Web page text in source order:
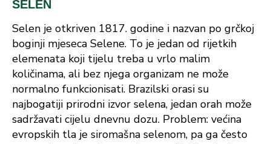
SELEN
Selen je otkriven 1817. godine i nazvan po grčkoj
boginji mjeseca Selene. To je jedan od rijetkih
elemenata koji tijelu treba u vrlo malim
količinama, ali bez njega organizam ne može
normalno funkcionisati. Brazilski orasi su
najbogatiji prirodni izvor selena, jedan orah može
sadržavati cijelu dnevnu dozu. Problem: većina
evropskih tla je siromašna selenom, pa ga često